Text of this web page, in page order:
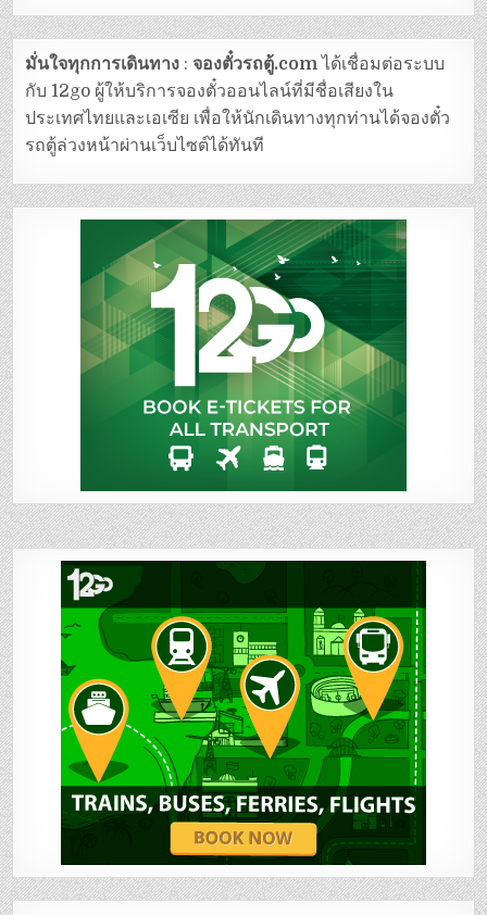
มั่นใจทุกการเดินทาง :จองตั๋วรถตู้.comได้เชื่อมต่อระบบ
กับ 12go ผู้ให้บริการจองตั๋วออนไลน์ที่มีชื่อเสียงใน
ประเทศไทยและเอเซีย เพื่อให้นักเดินทางทุกท่านได้จองตั๋ว
รถตู้ล่วงหน้าผ่านเว็บไซต์ได้ทันที